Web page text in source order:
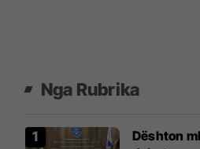
Nga Rubrika
​Dështon